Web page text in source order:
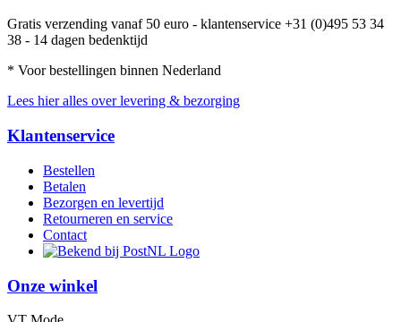
Gratis verzending vanaf 50 euro - klantenservice +31 (0)495 53 34
38 - 14 dagen bedenktijd
* Voor bestellingen binnen Nederland
Lees hier alles over levering & bezorging
Klantenservice
Bestellen
Betalen
Bezorgen en levertijd
Retourneren en service
Contact
Onze winkel